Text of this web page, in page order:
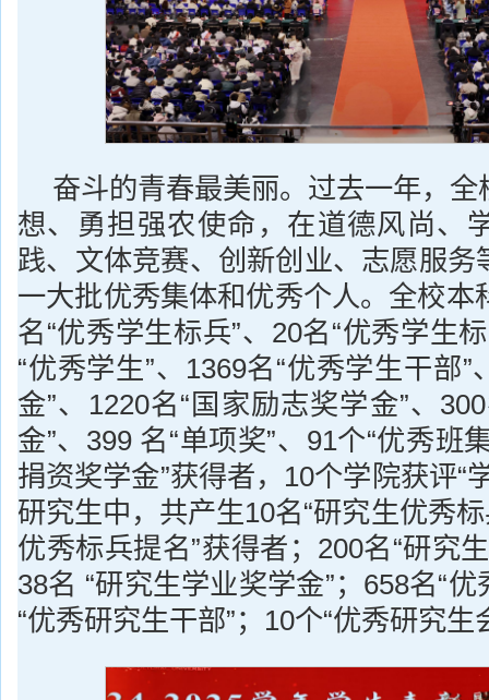
奋斗的青春最美丽。过去一年，
想、勇担强农使命，在道德风尚、
践、文体竞赛、创新创业、志愿服务
一大批优秀集体和优秀个人。全校本
名“优秀学生标兵”、20名“优秀学生
“优秀学生”、1369名“优秀学生干部”
金”、1220名“国家励志奖学金”、
金”、399 名“单项奖”、91个“优秀班
捐资奖学金”获得者，10个学院获评“
研究生中，共产生10名“研究生优秀
优秀标兵提名”获得者；200名“研究
38名 “研究生学业奖学金”；658名“
“优秀研究生干部”；10个“优秀研究生